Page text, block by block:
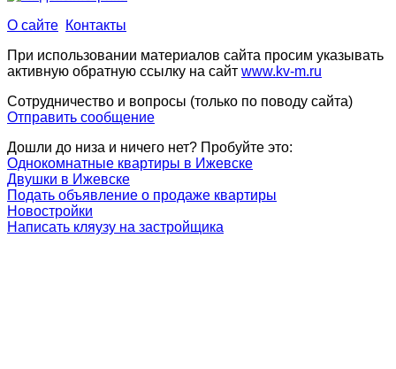
О сайте Контакты
При использовании материалов сайта просим указывать
активную обратную ссылку на сайт www.kv-m.ru
Сотрудничество и вопросы (только по поводу сайта)
Отправить сообщение
Дошли до низа и ничего нет? Пробуйте это:
Однокомнатные квартиры в Ижевске
Двушки в Ижевске
Подать объявление о продаже квартиры
Новостройки
Написать кляузу на застройщика